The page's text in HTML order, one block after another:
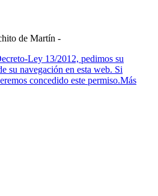
de Martín -
Ley 13/2012, pedimos su
su navegación en esta web. Si
concedido este permiso.Más